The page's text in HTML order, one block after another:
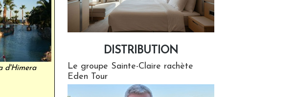
d'Himera
DISTRIBUTION
Le groupe Sainte-Claire rachète
Eden Tour